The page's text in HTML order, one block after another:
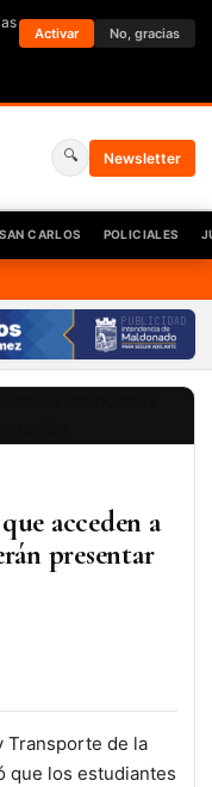
Activar No, gracias
🔍 Newsletter
SAN CARLOS POLICIALES
PUBLICIDAD
acceden a
presentar
Transporte de la
que los estudiantes